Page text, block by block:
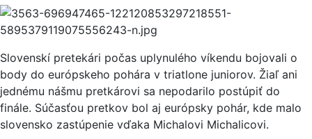
Slovenskí pretekári počas uplynulého víkendu bojovali o
body do európskeho pohára v triatlone juniorov. Žiaľ ani
jednému nášmu pretkárovi sa nepodarilo postúpiť do
finále. Súčasťou pretkov bol aj európsky pohár, kde malo
slovensko zastúpenie vďaka Michalovi Michalicovi.